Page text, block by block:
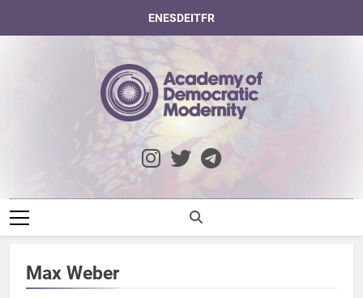
ENESDEITFR
Academy Of
Democratic
Modernity
Max Weber